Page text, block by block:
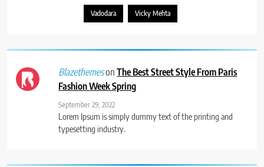
Vadodara Vicky Mehta
BlazethemesonThe Best Street Style From Paris
Fashion Week Spring
September 29, 2022
Lorem Ipsum is simply dummy text of the printing and
typesetting industry.